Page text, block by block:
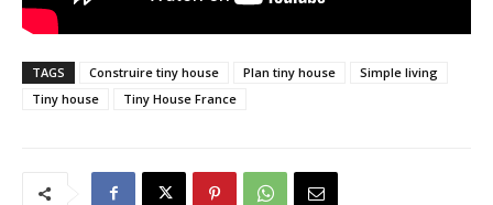
TAGS Construire tiny house Plan tiny house
Simple living
Tiny house
Tiny House France